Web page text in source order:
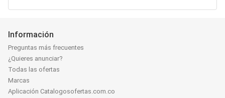
Información
Preguntas más frecuentes
¿Quieres anunciar?
Todas las ofertas
Marcas
Aplicación Catalogosofertas.com.co